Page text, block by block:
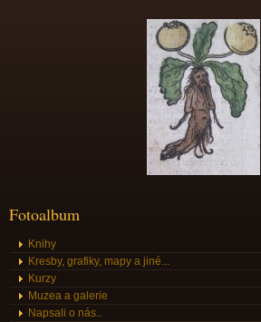
Fotoalbum
Knihy
Kresby, grafiky, mapy a jiné...
Kurzy
Muzea a galerie
Napsali o nás..